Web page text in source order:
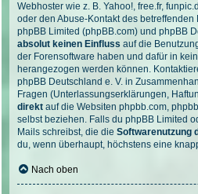
Webhoster wie z. B. Yahoo!, free.fr,
oder den Abuse-Kontakt des
phpBB Limited (phpBB.com) und phpBB
absolut keinen Einfluss auf die
der Forensoftware haben und dafür in
herangezogen werden können.
phpBB Deutschland e. V. in
Fragen (Unterlassungserklärungen,
direkt auf die Websiten phpbb.com,
selbst beziehen. Falls du phpBB Limited
Mails schreibst, die die Softwarenutzung
du, wenn überhaupt, höchstens eine
Nach oben